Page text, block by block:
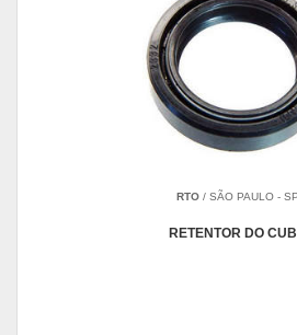
RTO / SÃO PAULO - SP
RETENTOR DO